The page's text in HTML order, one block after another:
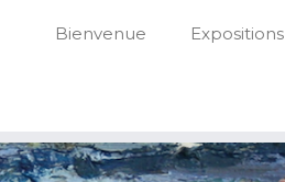
Bienvenue Expositions